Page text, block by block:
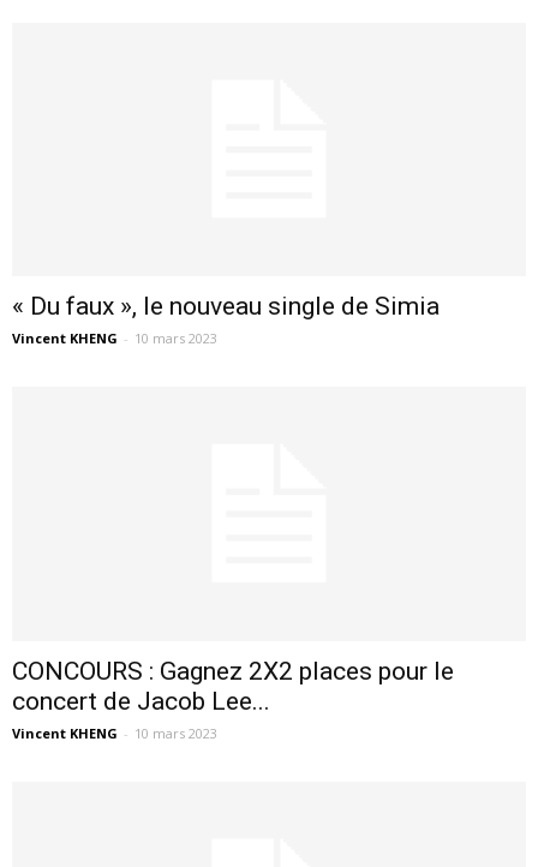
« Du faux », le nouveau single de Simia
Vincent KHENG - 10 mars 2023
CONCOURS : Gagnez 2X2 places pour le
concert de Jacob Lee...
Vincent KHENG - 10 mars 2023